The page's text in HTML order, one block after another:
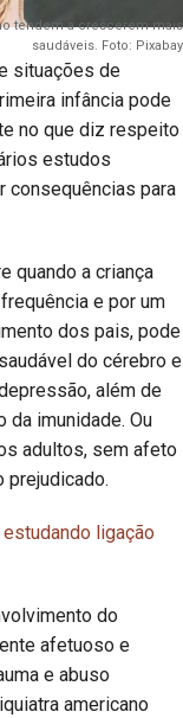
tendem a crescerem mais
saudáveis. Foto: Pixabay
situações de
infância pode
no que diz respeito
estudos
consequências para
quando a criança
e por um
dos pais, pode
do cérebro e
além de
da imunidade. Ou
adultos, sem afeto
prejudicado.
ligação
do
afetuoso e
e abuso
americano